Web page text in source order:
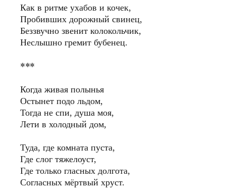
Как в ритме ухабов и кочек,
Пробивших дорожный свинец,
Беззвучно звенит колокольчик,
Неслышно гремит бубенец.
***
Когда живая полынья
Остынет подо льдом,
Тогда не спи, душа моя,
Лети в холодный дом,
Туда, где комната пуста,
Где слог тяжелоуст,
Где только гласных долгота,
Согласных мёртвый хруст.